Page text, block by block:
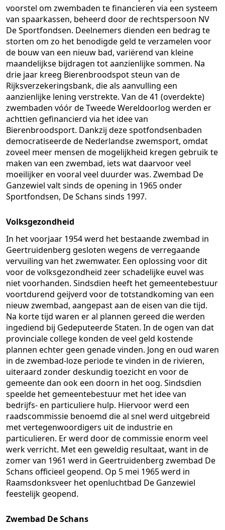
voorstel om zwembaden te financieren via een systeem
van spaarkassen, beheerd door de rechtspersoon NV
De Sportfondsen. Deelnemers dienden een bedrag te
storten om zo het benodigde geld te verzamelen voor
de bouw van een nieuw bad, variërend van kleine
maandelijkse bijdragen tot aanzienlijke sommen. Na
drie jaar kreeg Bierenbroodspot steun van de
Rijksverzekeringsbank, die als aanvulling een
aanzienlijke lening verstrekte. Van de 41 (overdekte)
zwembaden vóór de Tweede Wereldoorlog werden er
achttien gefinancierd via het idee van
Bierenbroodsport. Dankzij deze spotfondsenbaden
democratiseerde de Nederlandse zwemsport, omdat
zoveel meer mensen de mogelijkheid kregen gebruik te
maken van een zwembad, iets wat daarvoor veel
moeilijker en vooral veel duurder was. Zwembad De
Ganzewiel valt sinds de opening in 1965 onder
Sportfondsen, De Schans sinds 1997.
Volksgezondheid
In het voorjaar 1954 werd het bestaande zwembad in
Geertruidenberg gesloten wegens de verregaande
vervuiling van het zwemwater. Een oplossing voor dit
voor de volksgezondheid zeer schadelijke euvel was
niet voorhanden. Sindsdien heeft het gemeentebestuur
voortdurend geijverd voor de totstandkoming van een
nieuw zwembad, aangepast aan de eisen van die tijd.
Na korte tijd waren er al plannen gereed die werden
ingediend bij Gedeputeerde Staten. In de ogen van dat
provinciale college konden de veel geld kostende
plannen echter geen genade vinden. Jong en oud waren
in de zwembad-loze periode te vinden in de rivieren,
uiteraard zonder deskundig toezicht en voor de
gemeente dan ook een doorn in het oog. Sindsdien
speelde het gemeentebestuur met het idee van
bedrijfs- en particuliere hulp. Hiervoor werd een
raadscommissie benoemd die al snel werd uitgebreid
met vertegenwoordigers uit de industrie en
particulieren. Er werd door de commissie enorm veel
werk verricht. Met een geweldig resultaat, want in de
zomer van 1961 werd in Geertruidenberg zwembad De
Schans officieel geopend. Op 5 mei 1965 werd in
Raamsdonksveer het openluchtbad De Ganzewiel
feestelijk geopend.
Zwembad De Schans